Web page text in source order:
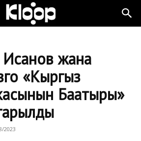
жана
«Кыргыз
Баатыры»
2023